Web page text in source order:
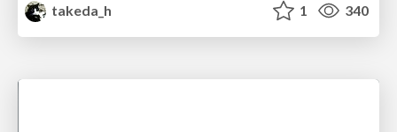
takeda_h
1 340